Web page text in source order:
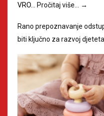
VRO…
Pročitaj više… →
Rano prepoznavanje
biti ključno za razvoj djeteta